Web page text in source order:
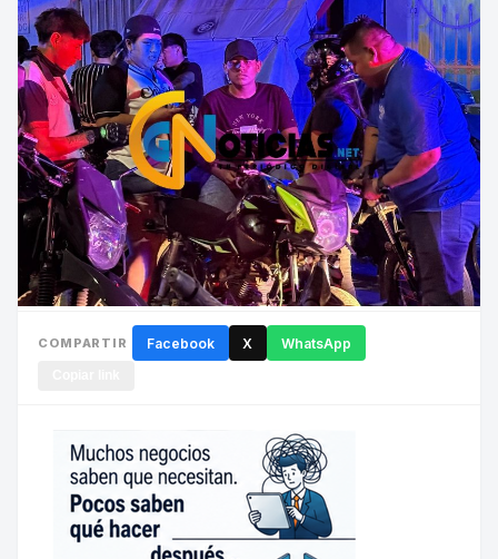
COMPARTIR Facebook X WhatsApp